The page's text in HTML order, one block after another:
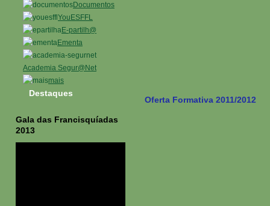
Documentos
YouESFFL
E-partilh@
Ementa
Academia Segur@Net
mais
Oferta Formativa 2011/2012
Destaques
Gala das Francisquíadas
2013